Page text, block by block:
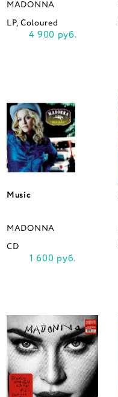
MADONNA
LP, Coloured
4 900 руб.
Music
MADONNA
CD
1 600 руб.